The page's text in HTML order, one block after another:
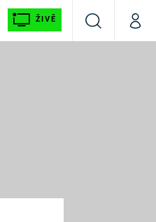
ŽIVĚ
VyhledáváníMůj